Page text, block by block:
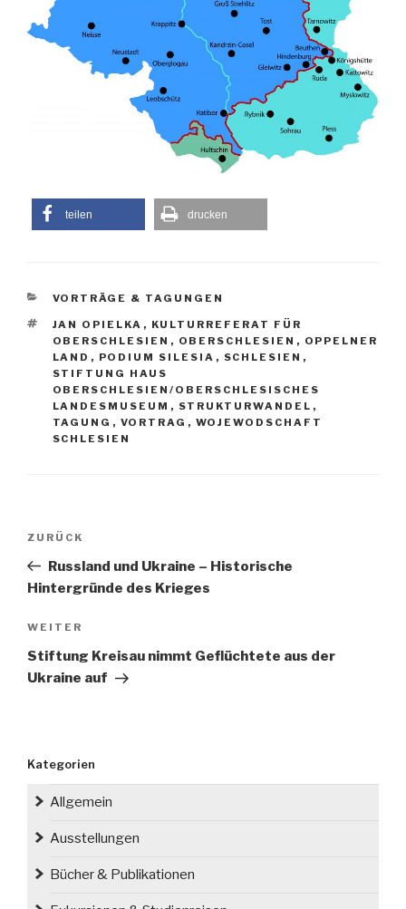
teilen drucken
KATEGORIEN
VORTRÄGE & TAGUNGEN
SCHLAGWÖRTER
JAN OPIELKA , KULTURREFERAT FÜR
OBERSCHLESIEN , OBERSCHLESIEN , OPPELNER
LAND , PODIUM SILESIA , SCHLESIEN ,
STIFTUNG HAUS
OBERSCHLESIEN/OBERSCHLESISCHES
LANDESMUSEUM , STRUKTURWANDEL ,
TAGUNG , VORTRAG , WOJEWODSCHAFT
SCHLESIEN
Vorheriger
Beitrag
ZURÜCK
Russland und Ukraine – Historische
Hintergründe des Krieges
Nächster
Beitrag
WEITER
Stiftung Kreisau nimmt Geflüchtete aus der
Ukraine auf
Kategorien
Allgemein
Ausstellungen
Bücher & Publikationen